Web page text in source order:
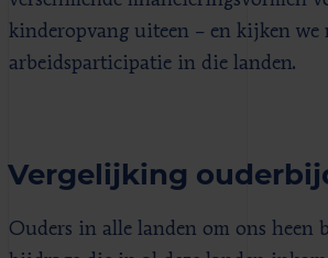
kinderopvang uiteen – en kijken we
arbeidsparticipatie in die landen.
Vergelijking
Ouders in alle landen om ons heen